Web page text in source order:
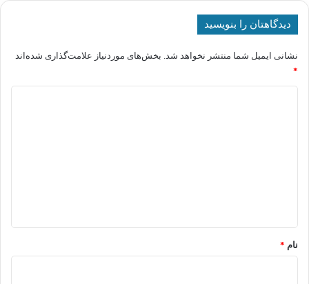
دیدگاهتان را بنویسید
نشانی ایمیل شما منتشر نخواهد شد. بخش‌های موردنیاز علامت‌گذاری شده‌اند
*
نام *